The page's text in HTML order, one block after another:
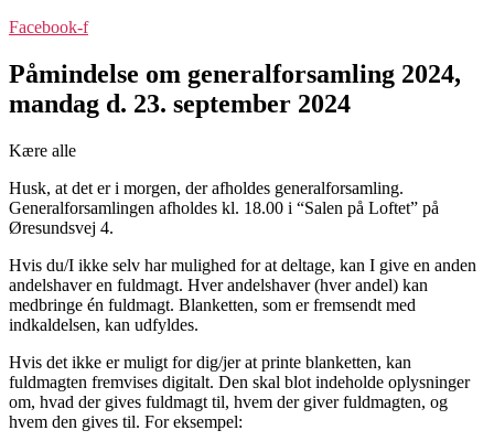
Facebook-f
Påmindelse om generalforsamling 2024,
mandag d. 23. september 2024
Kære alle
Husk, at det er i morgen, der afholdes generalforsamling.
Generalforsamlingen afholdes kl. 18.00 i “Salen på Loftet” på
Øresundsvej 4.
Hvis du/I ikke selv har mulighed for at deltage, kan I give en anden
andelshaver en fuldmagt. Hver andelshaver (hver andel) kan
medbringe én fuldmagt. Blanketten, som er fremsendt med
indkaldelsen, kan udfyldes.
Hvis det ikke er muligt for dig/jer at printe blanketten, kan
fuldmagten fremvises digitalt. Den skal blot indeholde oplysninger
om, hvad der gives fuldmagt til, hvem der giver fuldmagten, og
hvem den gives til. For eksempel: